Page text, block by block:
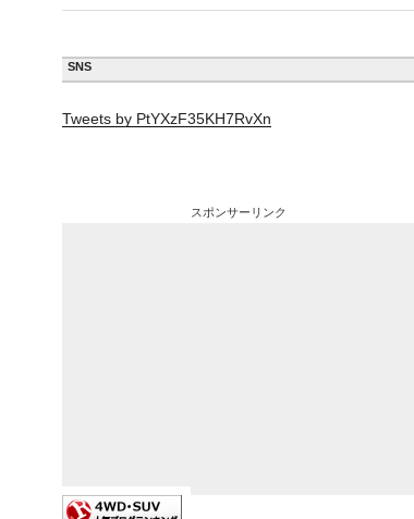
SNS
Tweets by PtYXzF35KH7RvXn
スポンサーリンク